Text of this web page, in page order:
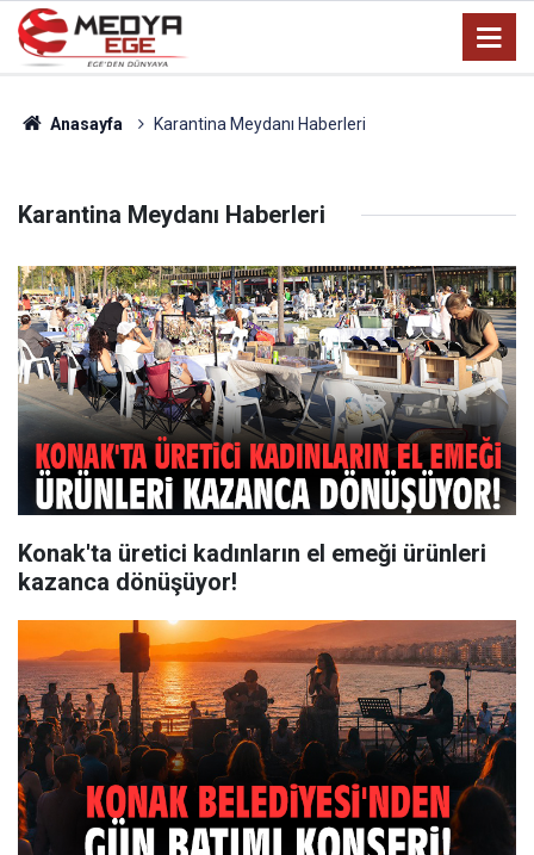
Anasayfa Karantina Meydanı Haberleri
Karantina Meydanı Haberleri
Konak'ta üretici kadınların el emeği ürünleri
kazanca dönüşüyor!